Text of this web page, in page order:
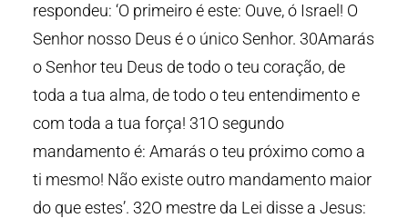
respondeu: ‘O primeiro é este: Ouve, ó Israel! O
Senhor nosso Deus é o único Senhor. 30Amarás
o Senhor teu Deus de todo o teu coração, de
toda a tua alma, de todo o teu entendimento e
com toda a tua força! 31O segundo
mandamento é: Amarás o teu próximo como a
ti mesmo! Não existe outro mandamento maior
do que estes’. 32O mestre da Lei disse a Jesus: